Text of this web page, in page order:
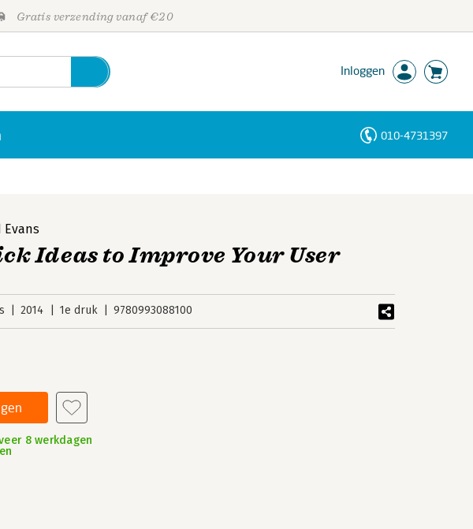
Gratis verzending vanaf €20
Inloggen
010-4731397
Evans
Ideas to Improve Your User
2014 1e druk 9780993088100
8 werkdagen
Personen